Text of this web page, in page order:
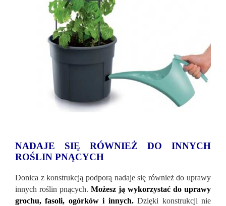
NADAJE SIĘ RÓWNIEŻ DO INNYCH
ROŚLIN PNĄCYCH
Donica z konstrukcją podporą nadaje się również do uprawy
innych roślin pnących. Możesz ją wykorzystać do uprawy
grochu, fasoli, ogórków i innych.Dzięki konstrukcji nie